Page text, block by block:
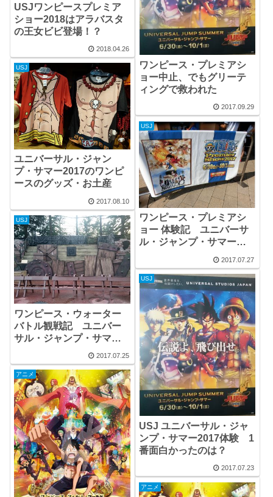
USJワンピースプレミア
ショー2018はアラバスタ
の王女ビビ登場！？
2018.04.26
ワンピース・プレミアシ
ョー中止、でもグリーテ
ィングで救われた
2017.09.29
USJ
ユニバーサル・ジャン
プ・サマー2017のワンピ
ースのグッズ・お土産
2017.08.10
USJ
ワンピース・プレミアシ
ョー 体験記 ユニバーサ
ル・ジャンプ・サマー
2017.07.27
USJ
ワンピース・ウォーター
バトル観戦記 ユニバー
サル・ジャンプ・サマー
2017.07.25
USJ
USJ ユニバーサル・ジャ
ンプ・サマー2017体験 1
番面白かったのは？
2017.07.23
アニメ
アニメ